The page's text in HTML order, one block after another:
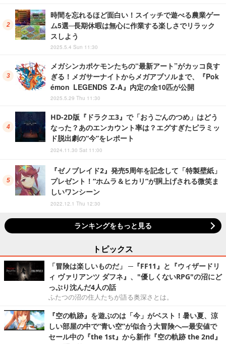
時間を忘れるほど面白い！スイッチで遊べる農業ゲー
ム5選─長期休暇は無心に作業する楽しさでリラック
スしよう
2025.5.4 Sun 11:30
メガシンカポケモンたちの“最新アート”がカッコ良す
ぎる！メガサーナイトからメガアブソルまで、『Pok
émon LEGENDS Z-A』内定の全10匹が公開
2025.5.29 Thu 11:30
HD-2D版『ドラクエ3』で「おうごんのつめ」はどう
なった？あのエンカウント率は？エグすぎたピラミッ
ド脱出劇の“今”をレポート
2024.11.30 Sat 11:00
『ゼノブレイド2』発売5周年を記念して「特製壁紙」
プレゼント！“ホムラ＆ヒカリ”が胴上げされる微笑ま
しいワンシーン
2022.12.1 Thu 12:30
ランキングをもっと見る
トピックス
「冒険は楽しいものだ」 ─『FF11』と『ウィザードリ
ィ ヴァリアンツ ダフネ』、"優しくないRPG"の沼にど
っぷり沈んだ4人の話
ふたつの沼の住人たちが語る奥深さとは。
『空の軌跡』を遊ぶのは「今」がベスト！暑い夏、涼
しい部屋の中で“青い空”が似合う大冒険へ―最安値で
セール中の『the 1st』から新作『空の軌跡 the 2nd』